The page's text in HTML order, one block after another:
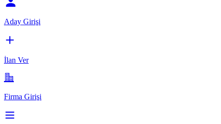
Aday Girişi
İlan Ver
Firma Girişi